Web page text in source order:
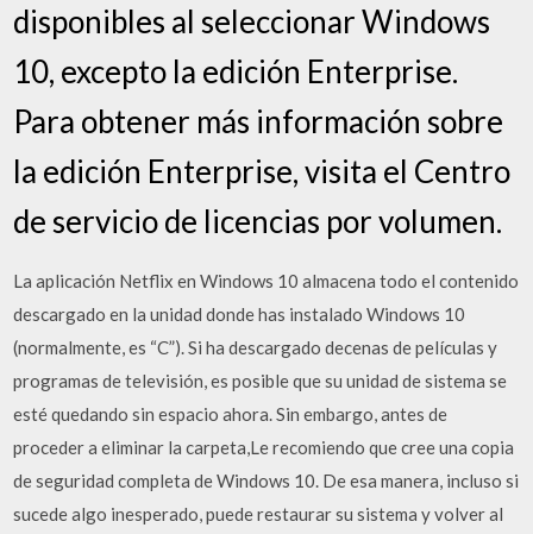
disponibles al seleccionar Windows
10, excepto la edición Enterprise.
Para obtener más información sobre
la edición Enterprise, visita el Centro
de servicio de licencias por volumen.
La aplicación Netflix en Windows 10 almacena todo el contenido
descargado en la unidad donde has instalado Windows 10
(normalmente, es “C”). Si ha descargado decenas de películas y
programas de televisión, es posible que su unidad de sistema se
esté quedando sin espacio ahora. Sin embargo, antes de
proceder a eliminar la carpeta,Le recomiendo que cree una copia
de seguridad completa de Windows 10. De esa manera, incluso si
sucede algo inesperado, puede restaurar su sistema y volver al